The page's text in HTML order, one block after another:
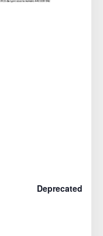
Deprecated